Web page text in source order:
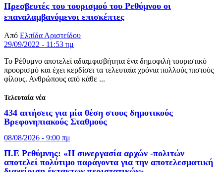
Πρεσβευτές του τουρισμού του Ρεθύμνου οι
επαναλαμβανόμενοι επισκέπτες
Από Ελπίδα Αριστείδου
29/09/2022 - 11:53 πμ
Το Ρέθυμνο αποτελεί αδιαμφισβήτητα ένα δημοφιλή τουριστικό
προορισμό και έχει κερδίσει τα τελευταία χρόνια πολλούς πιστούς
φίλους. Ανθρώπους από κάθε ...
Τελευταία νέα
434 αιτήσεις για μία θέση στους δημοτικούς
Βρεφονηπιακούς Σταθμούς
08/08/2026 - 9:00 πμ
Π.Ε Ρεθύμνης: «Η συνεργασία αρχών -πολιτών
αποτελεί πολύτιμο παράγοντα για την αποτελεσματική